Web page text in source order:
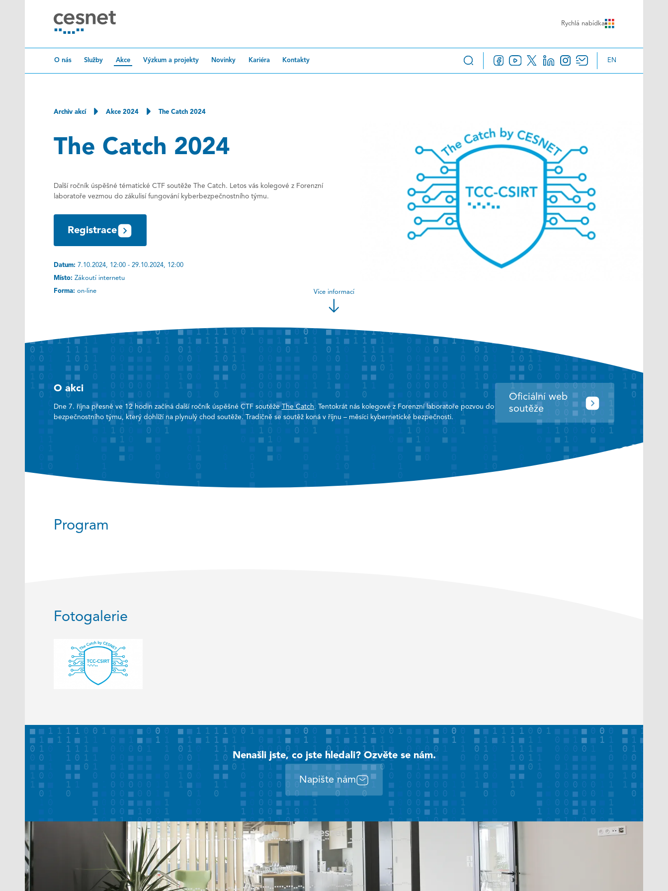
Přeskočit na obsah Rychlá nabídka
O nás Služby Akce Výzkum a projekty Novinky Kariéra Kontakty EN
Archiv akcí Akce 2024 The Catch 2024
The Catch 2024
Další ročník úspěšné tématické CTF soutěže The Catch. Letos vás kolegové z Forenzní
laboratoře vezmou do zákulisí fungování kyberbezpečnostního týmu.
Registrace
Datum: 7.10.2024, 12:00 - 29.10.2024, 12:00
Místo: Zákoutí internetu
Forma: on-line Více informací
O akci
Dne 7. října přesně ve 12 hodin začíná další ročník úspěšné CTF soutěžeThe Catch. Tentokrát nás kolegové z Forenzní laboratoře pozvou do
bezpečnostního týmu, který dohlíží na plynulý chod soutěže. Tradičně se soutěž koná v říjnu – měsíci kybernetické bezpečnosti.
Oficiální web
soutěže
Program
Fotogalerie
Nenašli jste, co jste hledali? Ozvěte se nám.
Napište nám